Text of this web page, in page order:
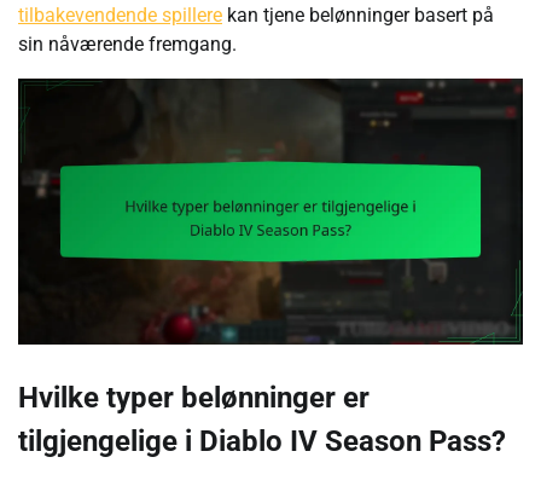
tilbakevendende spillere kan tjene belønninger basert på
sin nåværende fremgang.
Hvilke typer belønninger er
tilgjengelige i Diablo IV Season Pass?